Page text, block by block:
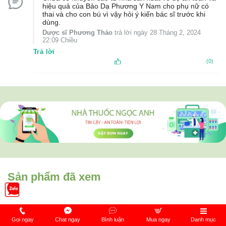
hiệu quả của Bảo Dạ Phương Y Nam cho phụ nữ có
thai và cho con bú vì vậy hỏi ý kiến bác sĩ trước khi
dùng.
Dược sĩ Phương Thảo trả lời ngày 28 Tháng 2, 2024
22:09 Chiều
Trả lời
(0)
Sản phẩm đã xem
Gọi ngay Chat ngay Bình luận Mua ngay Danh mục